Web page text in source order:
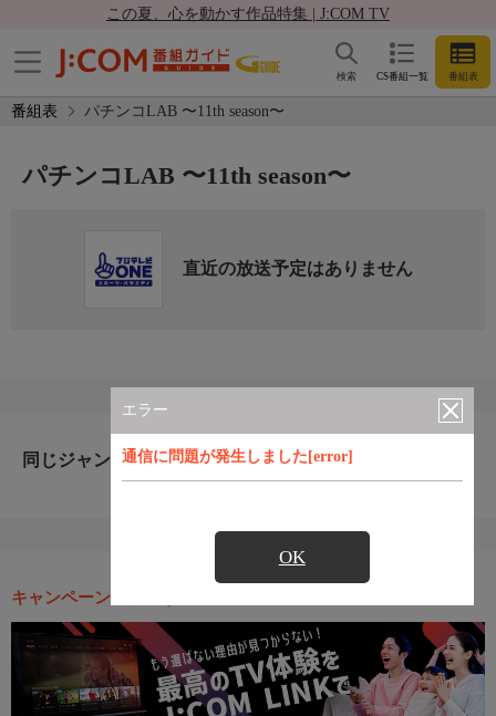
この夏、心を動かす作品特集 | J:COM TV
CS番組一覧 番組表
検索
番組表 パチンコLAB 〜11th season〜
エラー
通信に問題が発生しました[error]
OK
パチンコLAB 〜11th season〜
直近の放送予定はありません
同じジャンルのおすすめ番組
キャンペーン・お得な情報